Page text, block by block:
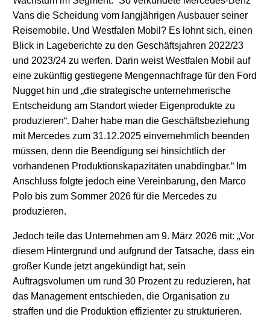
Vans die Scheidung vom langjährigen Ausbauer seiner
Reisemobile. Und Westfalen Mobil? Es lohnt sich, einen
Blick in Lageberichte zu den Geschäftsjahren 2022/23
und 2023/24 zu werfen. Darin weist Westfalen Mobil auf
eine zukünftig gestiegene Mengennachfrage für den Ford
Nugget hin und „die strategische unternehmerische
Entscheidung am Standort wieder Eigenprodukte zu
produzieren“. Daher habe man die Geschäftsbeziehung
mit Mercedes zum 31.12.2025 einvernehmlich beenden
müssen, denn die Beendigung sei hinsichtlich der
vorhandenen Produktionskapazitäten unabdingbar.“ Im
Anschluss folgte jedoch eine Vereinbarung, den Marco
Polo bis zum Sommer 2026 für die Mercedes zu
produzieren.
Jedoch teile das Unternehmen am 9. März 2026 mit: „Vor
diesem Hintergrund und aufgrund der Tatsache, dass ein
großer Kunde jetzt angekündigt hat, sein
Auftragsvolumen um rund 30 Prozent zu reduzieren, hat
das Management entschieden, die Organisation zu
straffen und die Produktion effizienter zu strukturieren.